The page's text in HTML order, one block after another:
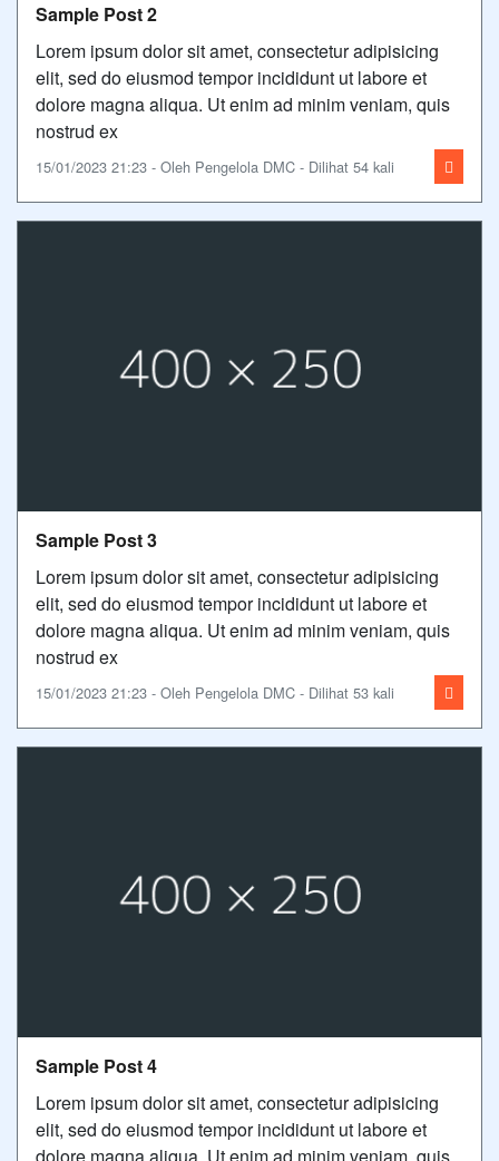
Sample Post 2
Lorem ipsum dolor sit amet, consectetur adipisicing
elit, sed do eiusmod tempor incididunt ut labore et
dolore magna aliqua. Ut enim ad minim veniam, quis
nostrud ex
15/01/2023 21:23 - Oleh Pengelola DMC - Dilihat 54 kali
Sample Post 3
Lorem ipsum dolor sit amet, consectetur adipisicing
elit, sed do eiusmod tempor incididunt ut labore et
dolore magna aliqua. Ut enim ad minim veniam, quis
nostrud ex
15/01/2023 21:23 - Oleh Pengelola DMC - Dilihat 53 kali
Sample Post 4
Lorem ipsum dolor sit amet, consectetur adipisicing
elit, sed do eiusmod tempor incididunt ut labore et